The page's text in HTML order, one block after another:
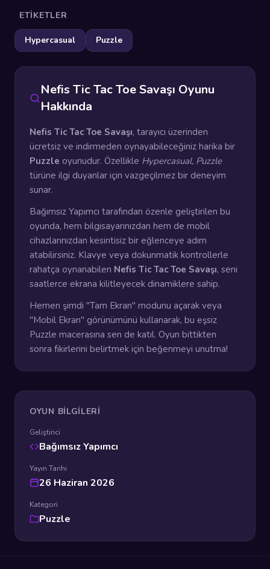
ETIKETLER
Hypercasual Puzzle
Nefis Tic Tac Toe Savaşı Oyunu
Hakkında
Nefis Tic Tac Toe Savaşı, tarayıcı üzerinden
ücretsiz ve indirmeden oynayabileceğiniz harika bir
Puzzle oyunudur. Özellikle Hypercasual, Puzzle
türüne ilgi duyanlar için vazgeçilmez bir deneyim
sunar.
Bağımsız Yapımcı tarafından özenle geliştirilen bu
oyunda, hem bilgisayarınızdan hem de mobil
cihazlarınızdan kesintisiz bir eğlenceye adım
atabilirsiniz. Klavye veya dokunmatik kontrollerle
rahatça oynanabilen Nefis Tic Tac Toe Savaşı, seni
saatlerce ekrana kilitleyecek dinamiklere sahip.
Hemen şimdi "Tam Ekran" modunu açarak veya
"Mobil Ekran" görünümünü kullanarak, bu eşsiz
Puzzle macerasına sen de katıl. Oyun bittikten
sonra fikirlerini belirtmek için beğenmeyi unutma!
OYUN BILGILERI
Geliştirici
Bağımsız Yapımcı
Yayın Tarihi
26 Haziran 2026
Kategori
Puzzle